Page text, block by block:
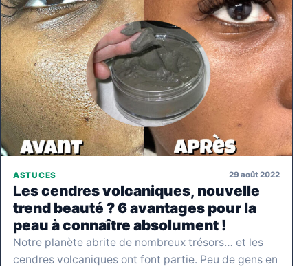
ASTUCES 29 août 2022
Les cendres volcaniques, nouvelle
trend beauté ? 6 avantages pour la
peau à connaître absolument !
Notre planète abrite de nombreux trésors… et les
cendres volcaniques ont font partie. Peu de gens en